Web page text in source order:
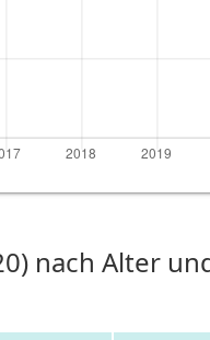
nach Alter